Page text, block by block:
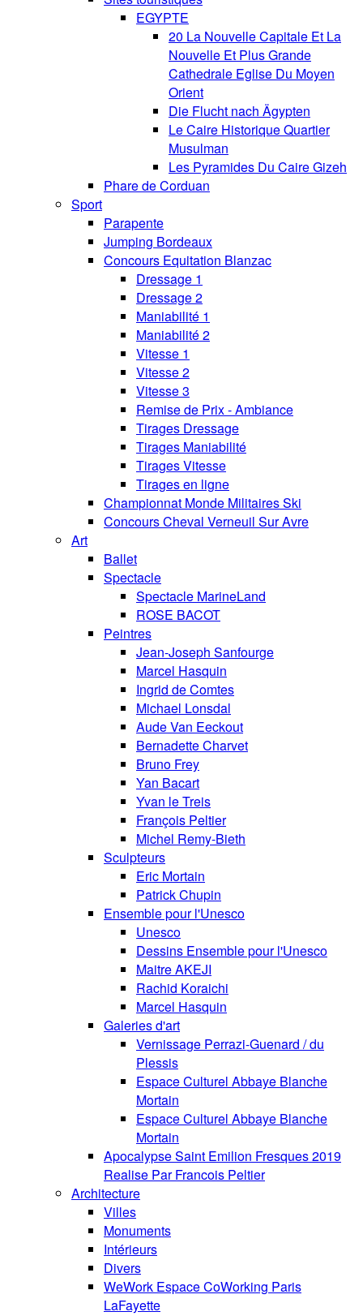
EGYPTE
20 La Nouvelle Capitale Et La
Nouvelle Et Plus Grande
Cathedrale Eglise Du Moyen
Orient
Die Flucht nach Ägypten
Le Caire Historique Quartier
Musulman
Les Pyramides Du Caire Gizeh
Phare de Corduan
Sport
Parapente
Jumping Bordeaux
Concours Equitation Blanzac
Dressage 1
Dressage 2
Maniabilité 1
Maniabilité 2
Vitesse 1
Vitesse 2
Vitesse 3
Remise de Prix - Ambiance
Tirages Dressage
Tirages Maniabilité
Tirages Vitesse
Tirages en ligne
Championnat Monde Militaires Ski
Concours Cheval Verneuil Sur Avre
Art
Ballet
Spectacle
Spectacle MarineLand
ROSE BACOT
Peintres
Jean-Joseph Sanfourge
Marcel Hasquin
Ingrid de Comtes
Michael Lonsdal
Aude Van Eeckout
Bernadette Charvet
Bruno Frey
Yan Bacart
Yvan le Treis
François Peltier
Michel Remy-Bieth
Sculpteurs
Eric Mortain
Patrick Chupin
Ensemble pour l'Unesco
Unesco
Dessins Ensemble pour l'Unesco
Maitre AKEJI
Rachid Koraichi
Marcel Hasquin
Galeries d'art
Vernissage Perrazi-Guenard / du
Plessis
Espace Culturel Abbaye Blanche
Mortain
Espace Culturel Abbaye Blanche
Mortain
Apocalypse Saint Emilion Fresques 2019
Realise Par Francois Peltier
Architecture
Villes
Monuments
Intérieurs
Divers
WeWork Espace CoWorking Paris
LaFayette